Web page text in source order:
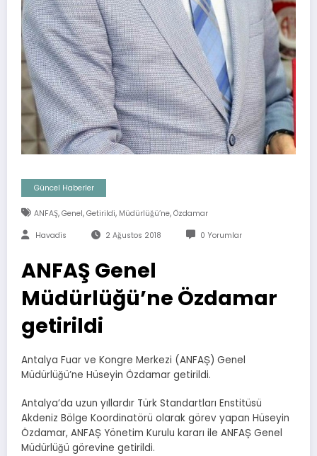
Güncel Haberler
ANFAŞ, Genel, Getirildi, Müdürlüğü’ne, Özdamar
Havadis 2 Ağustos 2018 0 Yorumlar
ANFAŞ Genel
Müdürlüğü’ne Özdamar
getirildi
Antalya Fuar ve Kongre Merkezi (ANFAŞ) Genel
Müdürlüğü’ne Hüseyin Özdamar getirildi.
Antalya’da uzun yıllardır Türk Standartları Enstitüsü
Akdeniz Bölge Koordinatörü olarak görev yapan Hüseyin
Özdamar, ANFAŞ Yönetim Kurulu kararı ile ANFAŞ Genel
Müdürlüğü görevine getirildi.